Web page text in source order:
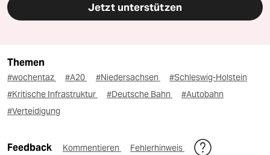
Jetzt unterstützen
Themen
#wochentaz #A20 #Niedersachsen
#Schleswig-Holstein
#Kritische Infrastruktur
#Deutsche Bahn
#Autobahn
#Verteidigung
Feedback Kommentieren Fehlerhinweis